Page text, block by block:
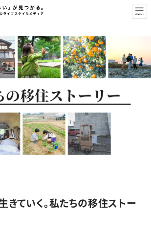
きていく。私たちの移住ストー